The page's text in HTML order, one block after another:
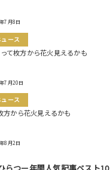
7月8日
ュース
て枚方から花火見えるかも
7月20日
ュース
方から花火見えるかも
8月2日
らつー年間人気記事ベスト10